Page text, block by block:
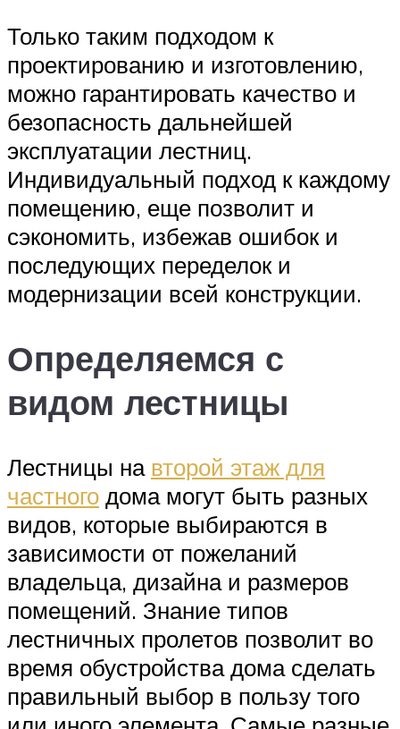
Только таким подходом к
проектированию и изготовлению,
можно гарантировать качество и
безопасность дальнейшей
эксплуатации лестниц.
Индивидуальный подход к каждому
помещению, еще позволит и
сэкономить, избежав ошибок и
последующих переделок и
модернизации всей конструкции.
Определяемся с
видом лестницы
Лестницы на второй этаж для
частного дома могут быть разных
видов, которые выбираются в
зависимости от пожеланий
владельца, дизайна и размеров
помещений. Знание типов
лестничных пролетов позволит во
время обустройства дома сделать
правильный выбор в пользу того